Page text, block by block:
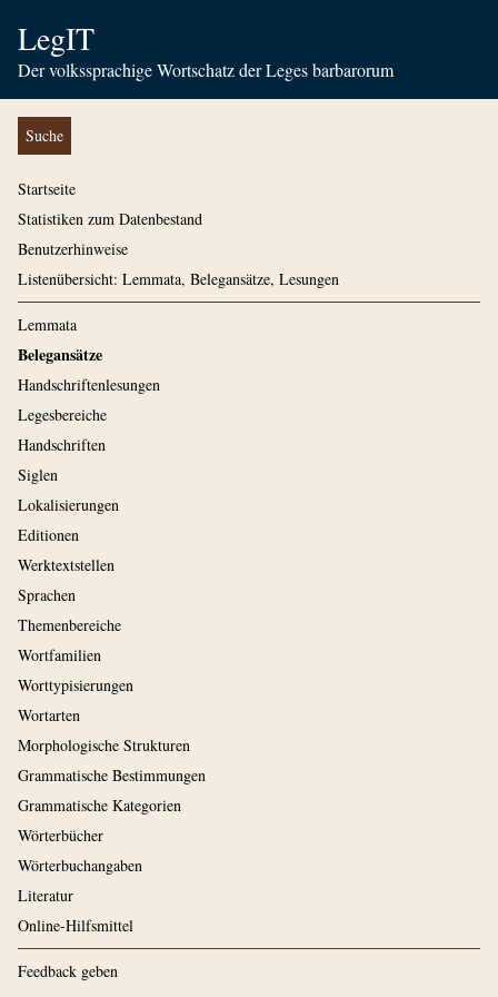
LegIT
Der volkssprachige Wortschatz der Leges barbarorum
Suche
Startseite
Statistiken zum Datenbestand
Benutzerhinweise
Listenübersicht: Lemmata, Belegansätze, Lesungen
Lemmata
Belegansätze
Handschriftenlesungen
Legesbereiche
Handschriften
Siglen
Lokalisierungen
Editionen
Werktextstellen
Sprachen
Themenbereiche
Wortfamilien
Worttypisierungen
Wortarten
Morphologische Strukturen
Grammatische Bestimmungen
Grammatische Kategorien
Wörterbücher
Wörterbuchangaben
Literatur
Online-Hilfsmittel
Feedback geben